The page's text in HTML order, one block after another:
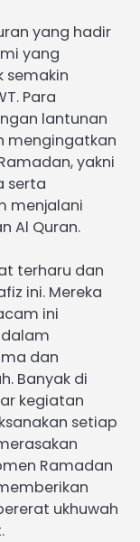
yang hadir
yang
semakin
Para
lantunan
mengingatkan
yakni
serta
menjalani
Al Quran.
terharu dan
ini. Mereka
ini
dan
Banyak di
kegiatan
setiap
Ramadan
ukhuwah